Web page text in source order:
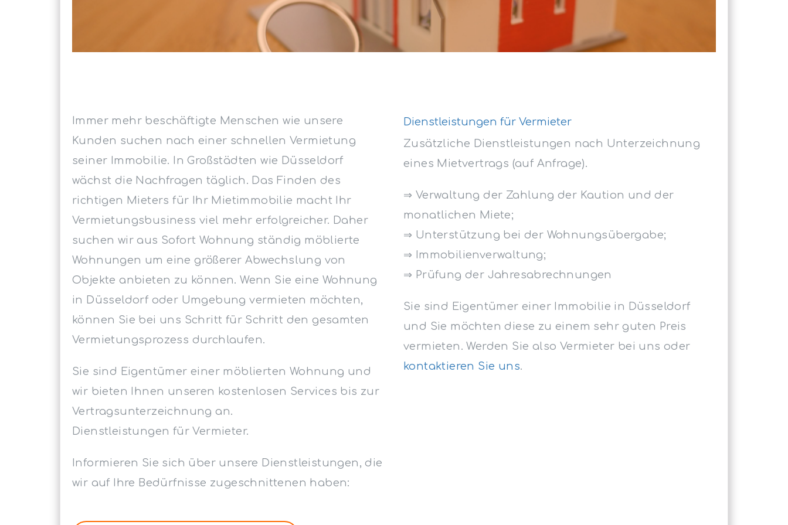
Immer mehr beschäftigte Menschen wie unsere
Kunden suchen nach einer schnellen Vermietung
seiner Immobilie. In Großstädten wie Düsseldorf
wächst die Nachfragen täglich. Das Finden des
richtigen Mieters für Ihr Mietimmobilie macht Ihr
Vermietungsbusiness viel mehr erfolgreicher. Daher
suchen wir aus Sofort Wohnung ständig möblierte
Wohnungen um eine größerer Abwechslung von
Objekte anbieten zu können. Wenn Sie eine Wohnung
in Düsseldorf oder Umgebung vermieten möchten,
können Sie bei uns Schritt für Schritt den gesamten
Vermietungsprozess durchlaufen.
Sie sind Eigentümer einer möblierten Wohnung und
wir bieten Ihnen unseren kostenlosen Services bis zur
Vertragsunterzeichnung an.
Dienstleistungen für Vermieter.
Informieren Sie sich über unsere Dienstleistungen, die
wir auf Ihre Bedürfnisse zugeschnittenen haben:
Dienstleistungen für Vermieter
Zusätzliche Dienstleistungen nach Unterzeichnung
eines Mietvertrags (auf Anfrage).
⇒ Verwaltung der Zahlung der Kaution und der
monatlichen Miete;
⇒ Unterstützung bei der Wohnungsübergabe;
⇒ Immobilienverwaltung;
⇒ Prüfung der Jahresabrechnungen
Sie sind Eigentümer einer Immobilie in Düsseldorf
und Sie möchten diese zu einem sehr guten Preis
vermieten. Werden Sie also Vermieter bei uns oder
kontaktieren Sie uns.